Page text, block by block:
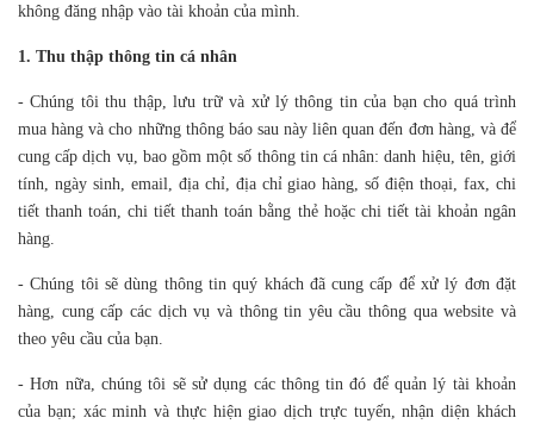
không đăng nhập vào tài khoản của mình.
1. Thu thập thông tin cá nhân
- Chúng tôi thu thập, lưu trữ và xử lý thông tin của bạn cho quá trình
mua hàng và cho những thông báo sau này liên quan đến đơn hàng, và để
cung cấp dịch vụ, bao gồm một số thông tin cá nhân: danh hiệu, tên, giới
tính, ngày sinh, email, địa chỉ, địa chỉ giao hàng, số điện thoại, fax, chi
tiết thanh toán, chi tiết thanh toán bằng thẻ hoặc chi tiết tài khoản ngân
hàng.
- Chúng tôi sẽ dùng thông tin quý khách đã cung cấp để xử lý đơn đặt
hàng, cung cấp các dịch vụ và thông tin yêu cầu thông qua website và
theo yêu cầu của bạn.
- Hơn nữa, chúng tôi sẽ sử dụng các thông tin đó để quản lý tài khoản
của bạn; xác minh và thực hiện giao dịch trực tuyến, nhận diện khách